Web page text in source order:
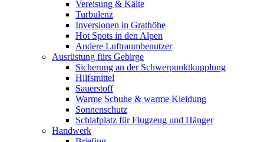
Vereisung & Kälte
Turbulenz
Inversionen in Grathöhe
Hot Spots in den Alpen
Andere Luftraumbenutzer
Ausrüstung fürs Gebirge
Sicherung an der Schwerpunktkupplung
Hilfsmittel
Sauerstoff
Warme Schuhe & warme Kleidung
Sonnenschutz
Schlafplatz für Flugzeug und Hänger
Handwerk